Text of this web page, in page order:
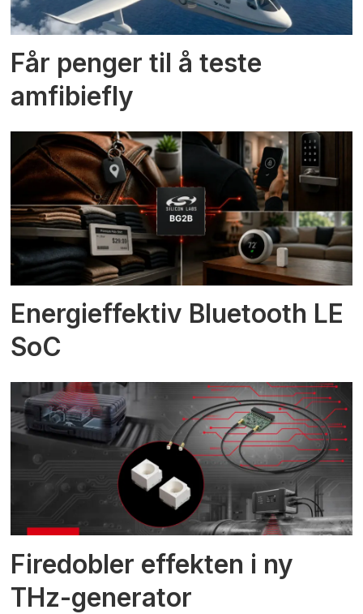
Får penger til å teste
amfibiefly
Energieffektiv Bluetooth LE
SoC
Firedobler effekten i ny
THz-generator